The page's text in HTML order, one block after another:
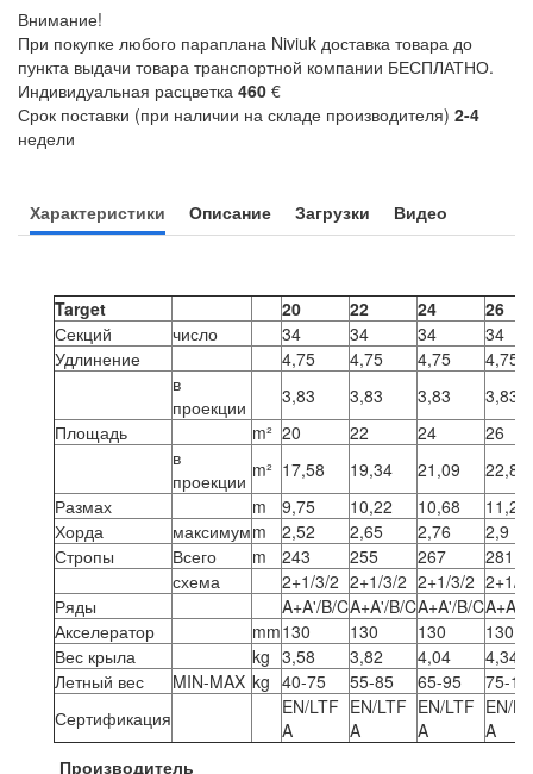
Внимание!
При покупке любого параплана Niviuk доставка товара до
пункта выдачи товара транспортной компании БЕСПЛАТНО.
Индивидуальная расцветка 460 €
Срок поставки (при наличии на складе производителя) 2-4
недели
Характеристики Описание Загрузки Видео
Target 20 22 24
26
Секций
число 34 34 34
34
Удлинение
4,75 4,75 4,75
4,75
в
проекции
3,83 3,83 3,83
3,83
Площадь
m² 20 22 24
26
в
проекции m² 17,58 19,34 21,09
22,85
Размах
m 9,75 10,22 10,68
11,22
Хорда
максимумm 2,52 2,65 2,76
2,9
Стропы
Всего m 243 255 267
281
схема
2+1/3/2 2+1/3/2 2+1/3/2 2+1/
Ряды
A+A'/B/CA+A'/B/CA+A'/B/CA+A'/
Акселератор
mm130 130 130
130
Вес крыла
kg 3,58 3,82 4,04
4,34
Летный вес
MIN-MAX kg 40-75 55-85 65-95
75-
Сертификация
EN/LTF
A
EN/LTF
A
EN/LTF
A
EN/
A
Производитель